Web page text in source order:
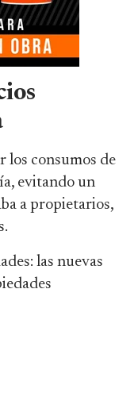
los consumos de
evitando un
a propietarios,
las nuevas